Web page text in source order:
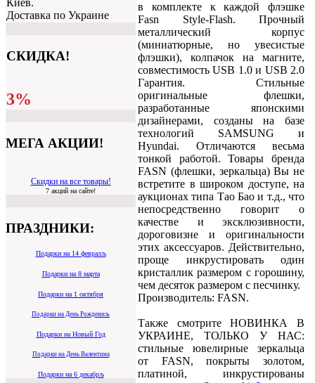
Доставка по Украине
СКИДКА!
3%
МЕГА АКЦИИ!
Скидки на все товары!
7 акций на сайте!
ПРАЗДНИКИ:
Подарки на 14 февралљ
Подарки на 8 марта
Подарки на 1 октября
Подарки на День Рождениљ
Подарки на Новый Год
Подарки на День Валентина
Подарки на 6 декабрљ
в комплекте к каждой флэшке
Fasn Style-Flash. Прочный
металлический корпус
(миниатюрные, но увесистые
флэшки), колпачок на магните,
совместимость USB 1.0 и USB 2.0
Гарантия. Стильные
оригинальные флешки,
разработанные японскими
дизайнерами, созданы на базе
технологий SAMSUNG и
Hyundai. Отличаются весьма
тонкой работой. Товары бренда
FASN (флешки, зеркальца) Вы не
встретите в широком доступе, на
аукционах типа Тао Бао и т.д., что
непосредственно говорит о
качестве и эксклюзивности,
дороговизне и оригинальности
этих аксессуаров. Действительно,
проще инкрустировать один
кристаллик размером с горошину,
чем десяток размером с песчинку.
Производитель: FASN.
Также смотрите НОВИНКА В
УКРАИНЕ, ТОЛЬКО У НАС:
стильные ювелирные зеркальца
от FASN, покрыты золотом,
платиной, инкрустированы